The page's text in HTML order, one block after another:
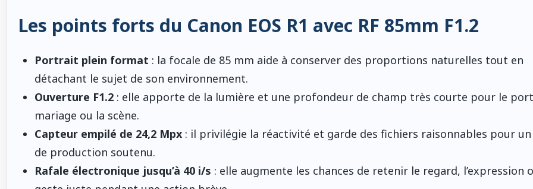
Les points forts du Canon EOS R1 avec RF 85mm F1.2
Portrait plein format : la focale de 85 mm aide à conserver des proportions naturelles tout en
détachant le sujet de son environnement.
Ouverture F1.2: elle apporte de la lumière et une profondeur de champ très courte pour le
mariage ou la scène.
Capteur empilé de 24,2 Mpx: il privilégie la réactivité et garde des fichiers raisonnables pour
de production soutenu.
Rafale électronique jusqu’à 40 i/s : elle augmente les chances de retenir le regard, l’expression